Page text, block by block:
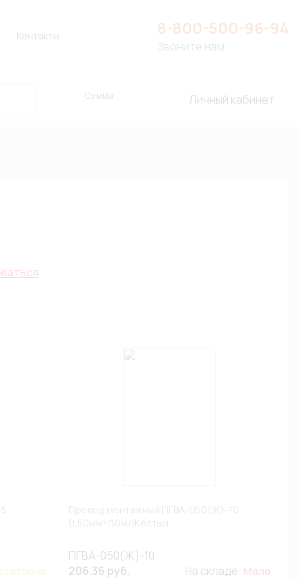
Контакты 8-800-500-96-94
Звоните нам
Сумма Личный кабинет
ПГВА-050(Ж)-10
206.36 руб.
На складе: Мало